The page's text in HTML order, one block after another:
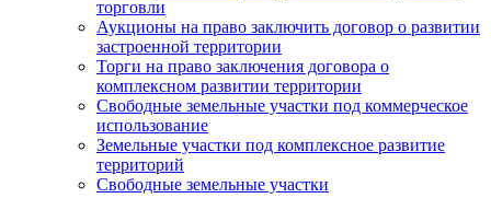
торговли
Аукционы на право заключить договор о развитии
застроенной территории
Торги на право заключения договора о
комплексном развитии территории
Свободные земельные участки под коммерческое
использование
Земельные участки под комплексное развитие
территорий
Свободные земельные участки